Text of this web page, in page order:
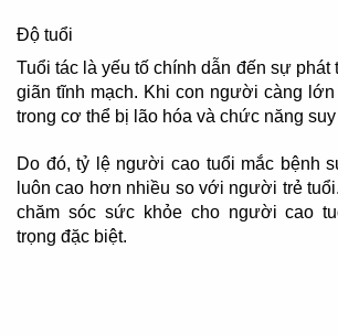
Độ tuổi
Tuổi tác là yếu tố chính dẫn đến sự phát
giãn tĩnh mạch. Khi con người càng
trong cơ thể bị lão hóa và chức năng suy
Do đó, tỷ lệ người cao tuổi mắc bệnh
luôn cao hơn nhiều so với người trẻ
chăm sóc sức khỏe cho người cao
trọng đặc biệt.